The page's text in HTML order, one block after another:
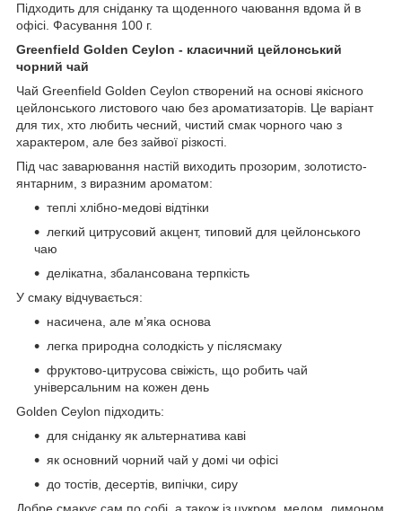
Підходить для сніданку та щоденного чаювання вдома й в
офісі. Фасування 100 г.
Greenfield Golden Ceylon - класичний цейлонський
чорний чай
Чай Greenfield Golden Ceylon створений на основі якісного
цейлонського листового чаю без ароматизаторів. Це варіант
для тих, хто любить чесний, чистий смак чорного чаю з
характером, але без зайвої різкості.
Під час заварювання настій виходить прозорим, золотисто-
янтарним, з виразним ароматом:
теплі хлібно-медові відтінки
легкий цитрусовий акцент, типовий для цейлонського
чаю
делікатна, збалансована терпкість
У смаку відчувається:
насичена, але м’яка основа
легка природна солодкість у післясмаку
фруктово-цитрусова свіжість, що робить чай
універсальним на кожен день
Golden Ceylon підходить:
для сніданку як альтернатива каві
як основний чорний чай у домі чи офісі
до тостів, десертів, випічки, сиру